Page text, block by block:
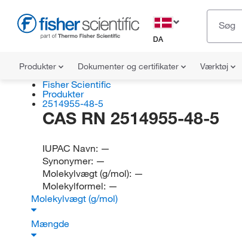
DA
Produkter Dokumenter og certifikater Værktøj
Fisher Scientific
Produkter
2514955-48-5
CAS RN 2514955-48-5
IUPAC Navn: —
Synonymer: —
Molekylvægt (g/mol): —
Molekylformel: —
Molekylvægt (g/mol)
Mængde